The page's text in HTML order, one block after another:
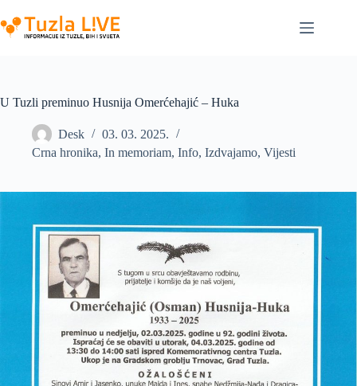
to
content
U Tuzli preminuo Husnija Omerćehajić – Huka
Desk
03. 03. 2025.
Crna hronika, In memoriam, Info, Izdvajamo, Vijesti